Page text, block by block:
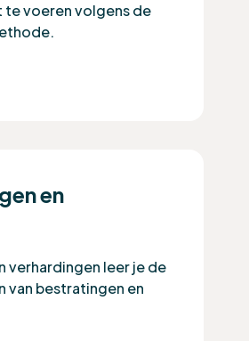
voeren volgens de
en
verhardingen leer je de
van bestratingen en